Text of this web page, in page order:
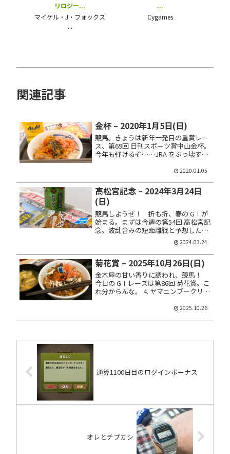
関連記事
金杯 – 2020年1月5日(日)
競馬。きょうは新年一発目の重賞レー
ス、第69回 日刊スポーツ賞中山金杯。
今年も弾けるぞ……JRA をぶっ壊す！
7. トリオンフ 15. カデナ 17. ザダル 馬
2020.01.05
高松宮記念 – 2024年3月24日
(日)
競馬しようぜ！ 折も折、春の GⅠが
始まる。まずは今週の第54回 高松宮記
念。波乱含みの短距離戦と予想した
ぜ！ 5. トウシンマカオ 6. ルガル 8. ソ
ーダズリング 14. ママコチャ 16. ウイ
ンマーベル 馬券は馬連ＢＯＸ 10点馬...
2024.03.24
菊花賞 – 2025年10月26日(日)
金木犀の甘い香りに誘われ、競馬！
今日の GⅠレースは第86回 菊花賞。こ
れ分からんな。 4. ヤマニンブークリエ
ニバース 15. エリキング 馬券は馬連Ｂ
2025.10.26
通算1100日目のログインボーナス
オレとチプカシ